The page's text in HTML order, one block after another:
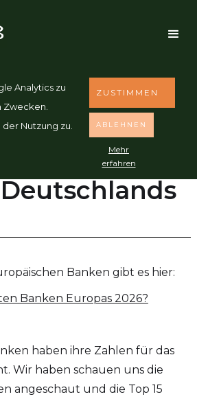
Analytics zu
Zwecken.
Nutzung zu.
ZUSTIMMEN
ABLEHNEN
Mehr
erfahren
die größten
Banken gibt es hier:
Banken Europas 2026?
haben ihre Zahlen für das
Wir haben schauen uns die
angeschaut und die Top 15